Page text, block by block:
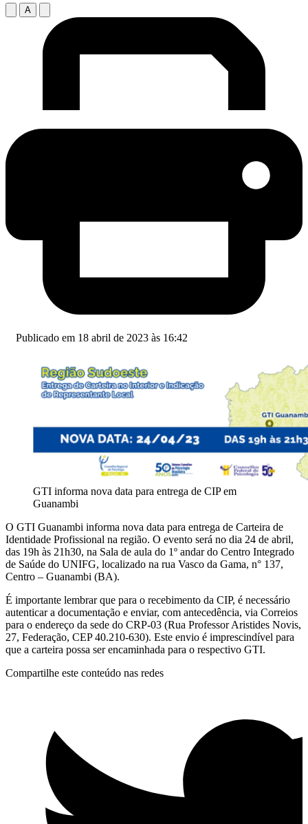
A
Publicado em 18 abril de 2023 às 16:42
GTI informa nova data para entrega de CIP em
Guanambi
O GTI Guanambi informa nova data para entrega de Carteira de
Identidade Profissional na região. O evento será no dia 24 de abril,
das 19h às 21h30, na Sala de aula do 1º andar do Centro Integrado
de Saúde do UNIFG, localizado na rua Vasco da Gama, n° 137,
Centro – Guanambi (BA).
É importante lembrar que para o recebimento da CIP, é necessário
autenticar a documentação e enviar, com antecedência, via Correios
para o endereço da sede do CRP-03 (Rua Professor Aristides Novis,
27, Federação, CEP 40.210-630). Este envio é imprescindível para
que a carteira possa ser encaminhada para o respectivo GTI.
Compartilhe este conteúdo nas redes